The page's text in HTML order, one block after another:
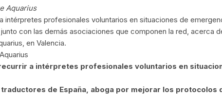
Aquarius
intérpretes profesionales voluntarios en situaciones de
con las demás asociaciones que componen la red, acerca
en Valencia.
a intérpretes profesionales voluntarios en
de España, aboga por mejorar los protocolos